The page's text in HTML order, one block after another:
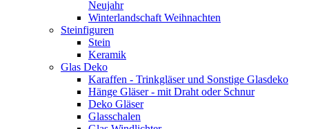
Neujahr
Winterlandschaft Weihnachten
Steinfiguren
Stein
Keramik
Glas Deko
Karaffen - Trinkgläser und Sonstige Glasdeko
Hänge Gläser - mit Draht oder Schnur
Deko Gläser
Glasschalen